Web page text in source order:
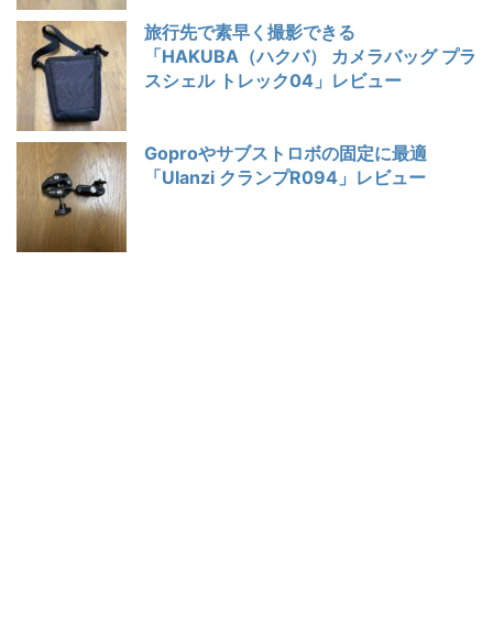
旅行先で素早く撮影できる
「HAKUBA（ハクバ） カメラバッグ プラ
スシェル トレック04」レビュー
Goproやサブストロボの固定に最適
「Ulanzi クランプR094」レビュー